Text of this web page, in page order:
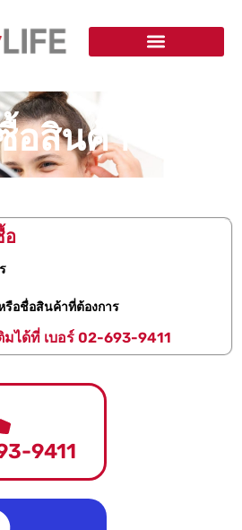
อสินค้า​
อ
รือชื่อสินค้าที่ต้องการ
มได้ที่ เบอร์ 02-693-9411
9411